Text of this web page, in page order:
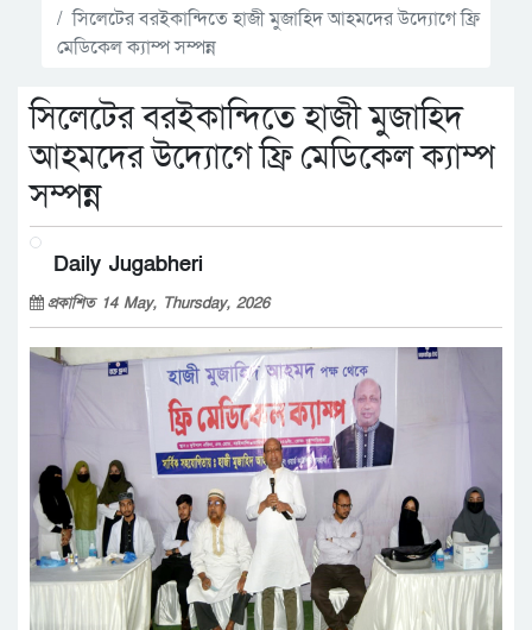
সিলেটের বরইকান্দিতে হাজী মুজাহিদ আহমদের উদ্যোগে ফ্রি
মেডিকেল ক্যাম্প সম্পন্ন
সিলেটের বরইকান্দিতে হাজী মুজাহিদ
আহমদের উদ্যোগে ফ্রি মেডিকেল ক্যাম্প
সম্পন্ন
Daily Jugabheri
প্রকাশিত 14 May, Thursday, 2026